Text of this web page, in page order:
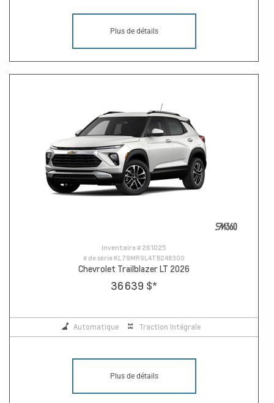
Plus de détails
Inventaire # 261025
# de série KL79MRSL4TB248300
Chevrolet Trailblazer LT 2026
36 639 $*
Automatique Traction Intégrale
Plus de détails